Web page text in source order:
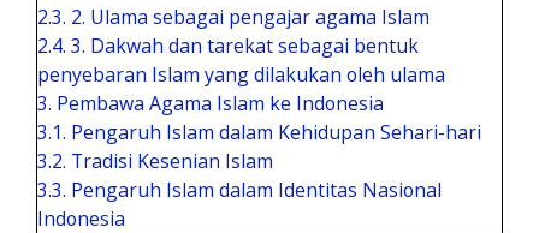
2.3. 2. Ulama sebagai pengajar agama Islam
2.4. 3. Dakwah dan tarekat sebagai bentuk
penyebaran Islam yang dilakukan oleh ulama
3. Pembawa Agama Islam ke Indonesia
3.1. Pengaruh Islam dalam Kehidupan Sehari-hari
3.2. Tradisi Kesenian Islam
3.3. Pengaruh Islam dalam Identitas Nasional
Indonesia